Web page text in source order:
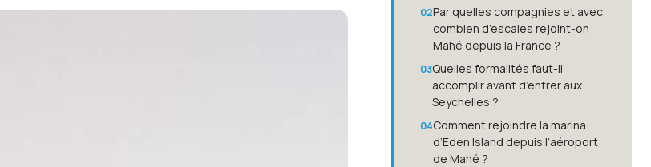
Par quelles compagnies et avec
combien d’escales rejoint-on
Mahé depuis la France ?
Quelles formalités faut-il
accomplir avant d’entrer aux
Seychelles ?
Comment rejoindre la marina
d’Eden Island depuis l’aéroport
de Mahé ?